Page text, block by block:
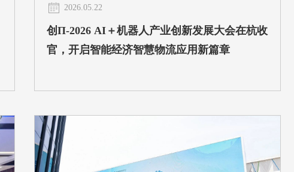
2026.05.22
创Π-2026 AI＋机器人产业创新发展大会在杭收
官，开启智能经济智慧物流应用新篇章